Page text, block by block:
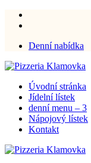
Denní nabídka
Úvodní stránka
Jídelní lístek
denní menu – 3
Nápojový lístek
Kontakt